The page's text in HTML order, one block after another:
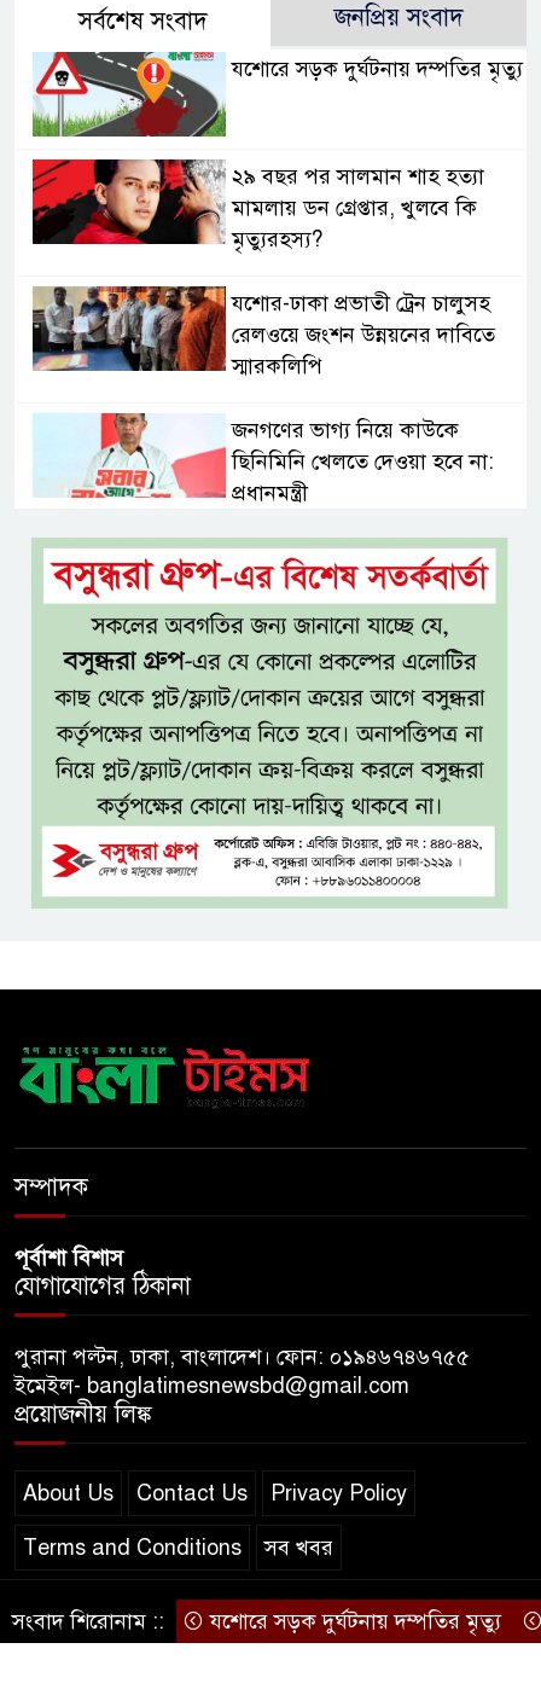
সর্বশেষ সংবাদ জনপ্রিয় সংবাদ
যশোরে সড়ক দুর্ঘটনায় দম্পতির মৃত্যু
২৯ বছর পর সালমান শাহ হত্যা
মামলায় ডন গ্রেপ্তার, খুলবে কি
মৃত্যুরহস্য?
যশোর-ঢাকা প্রভাতী ট্রেন চালুসহ
রেলওয়ে জংশন উন্নয়নের দাবিতে
স্মারকলিপি
জনগণের ভাগ্য নিয়ে কাউকে
ছিনিমিনি খেলতে দেওয়া হবে না:
প্রধানমন্ত্রী
শ্রীমঙ্গলে বর্ণাঢ্য আয়োজনে
আন্তর্জাতিক আদিবাসী দিবস পালিত
যশোরে ইন্টারন্যাশনাল পিস স্কুল
অ্যান্ড কলেজে বৃক্ষ বিতরণ কর্মসূচি
বিজয়ের মানসিকতা নিয়ে বহুদূর
যেতে চায় বাংলাদেশ অনূর্ধ্ব-২০ দল
দেশের ২৩তম রাষ্ট্রপতি হচ্ছেন মির্জা
ফখরুল!
টাঙ্গাইলে স্ত্রী হত্যায় স্বামীর মৃত্যুদণ্ড
রাষ্ট্রপতি পদে বিএনপির দুই
সম্পাদক
পূর্বাশা বিশাস
যোগাযোগের ঠিকানা
পুরানা পল্টন, ঢাকা, বাংলাদেশ। ফোন: ০১৯৪৬৭৪৬৭৫৫
ইমেইল- banglatimesnewsbd@gmail.com
প্রয়োজনীয় লিঙ্ক
About Us Contact Us Privacy Policy
Terms and Conditions সব খবর
© স্বত্ব বাংলা-টাইমস ২০২০-২০২৪
সংবাদ শিরোনাম :: যশোরে সড়ক দুর্ঘটনায় দম্পতির মৃত্যু